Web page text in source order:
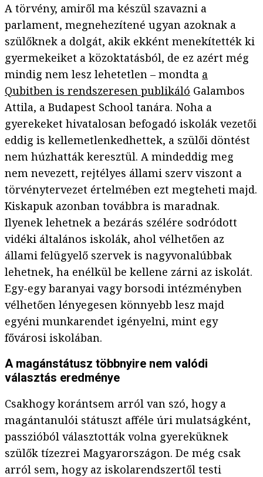
A törvény, amiről ma készül szavazni a
parlament, megnehezítené ugyan azoknak a
szülőknek a dolgát, akik ekként menekítették ki
gyermekeiket a közoktatásból, de ez azért még
mindig nem lesz lehetetlen – mondta a
Qubitben is rendszeresen publikáló Galambos
Attila, a Budapest School tanára. Noha a
gyerekeket hivatalosan befogadó iskolák vezetői
eddig is kellemetlenkedhettek, a szülői döntést
nem húzhatták keresztül. A mindeddig meg
nem nevezett, rejtélyes állami szerv viszont a
törvénytervezet értelmében ezt megteheti majd.
Kiskapuk azonban továbbra is maradnak.
Ilyenek lehetnek a bezárás szélére sodródott
vidéki általános iskolák, ahol vélhetően az
állami felügyelő szervek is nagyvonalúbbak
lehetnek, ha enélkül be kellene zárni az iskolát.
Egy-egy baranyai vagy borsodi intézményben
vélhetően lényegesen könnyebb lesz majd
egyéni munkarendet igényelni, mint egy
fővárosi iskolában.
A magánstátusz többnyire nem valódi
választás eredménye
Csakhogy korántsem arról van szó, hogy a
magántanulói státuszt afféle úri mulatságként,
passzióból választották volna gyereküknek
szülők tízezrei Magyarországon. De még csak
arról sem, hogy az iskolarendszertől testi